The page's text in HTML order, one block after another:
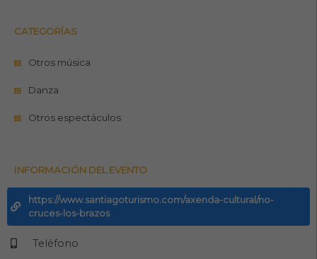
CATEGORÍAS
Otros música
Danza
Otros espectáculos
INFORMACIÓN DEL EVENTO
https://www.santiagoturismo.com/axenda-cultural/no-
cruces-los-brazos
Teléfono